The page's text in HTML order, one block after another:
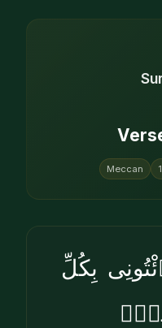
Meccan
بِكُلِّ